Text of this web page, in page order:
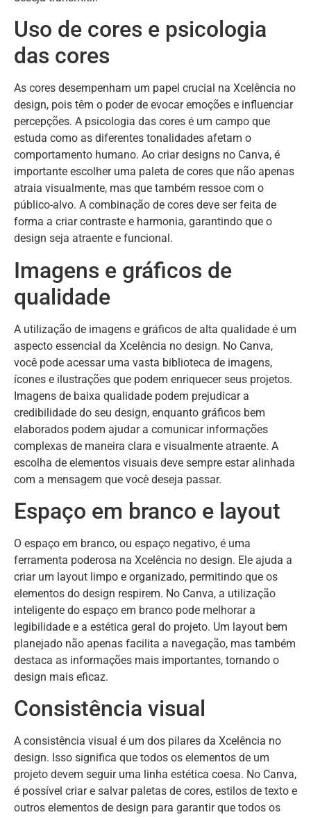
Uso de cores e psicologia
das cores
As cores desempenham um papel crucial na Xcelência no
design, pois têm o poder de evocar emoções e influenciar
percepções. A psicologia das cores é um campo que
estuda como as diferentes tonalidades afetam o
comportamento humano. Ao criar designs no Canva, é
importante escolher uma paleta de cores que não apenas
atraia visualmente, mas que também ressoe com o
público-alvo. A combinação de cores deve ser feita de
forma a criar contraste e harmonia, garantindo que o
design seja atraente e funcional.
Imagens e gráficos de
qualidade
A utilização de imagens e gráficos de alta qualidade é um
aspecto essencial da Xcelência no design. No Canva,
você pode acessar uma vasta biblioteca de imagens,
ícones e ilustrações que podem enriquecer seus projetos.
Imagens de baixa qualidade podem prejudicar a
credibilidade do seu design, enquanto gráficos bem
elaborados podem ajudar a comunicar informações
complexas de maneira clara e visualmente atraente. A
escolha de elementos visuais deve sempre estar alinhada
com a mensagem que você deseja passar.
Espaço em branco e layout
O espaço em branco, ou espaço negativo, é uma
ferramenta poderosa na Xcelência no design. Ele ajuda a
criar um layout limpo e organizado, permitindo que os
elementos do design respirem. No Canva, a utilização
inteligente do espaço em branco pode melhorar a
legibilidade e a estética geral do projeto. Um layout bem
planejado não apenas facilita a navegação, mas também
destaca as informações mais importantes, tornando o
design mais eficaz.
Consistência visual
A consistência visual é um dos pilares da Xcelência no
design. Isso significa que todos os elementos de um
projeto devem seguir uma linha estética coesa. No Canva,
é possível criar e salvar paletas de cores, estilos de texto e
outros elementos de design para garantir que todos os